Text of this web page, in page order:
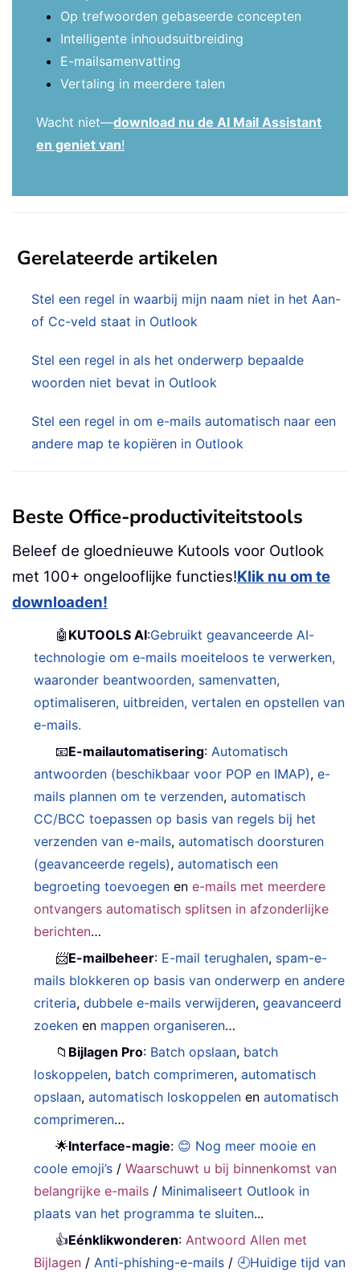
Op trefwoorden gebaseerde concepten
Intelligente inhoudsuitbreiding
E-mailsamenvatting
Vertaling in meerdere talen
Wacht niet—download nu de AI Mail Assistant
en geniet van!
Gerelateerde artikelen
Stel een regel in waarbij mijn naam niet in het Aan-
of Cc-veld staat in Outlook
Stel een regel in als het onderwerp bepaalde
woorden niet bevat in Outlook
Stel een regel in om e-mails automatisch naar een
andere map te kopiëren in Outlook
Beste Office-productiviteitstools
Beleef de gloednieuwe Kutools voor Outlook
met 100+ ongelooflijke functies!Klik nu om te
downloaden!
🤖 KUTOOLS AI:Gebruikt geavanceerde AI-
technologie om e-mails moeiteloos te verwerken,
waaronder beantwoorden, samenvatten,
optimaliseren, uitbreiden, vertalen en opstellen van
e-mails.
📧E-mailautomatisering:Automatisch
antwoorden (beschikbaar voor POP en IMAP),e-
mails plannen om te verzenden,automatisch
CC/BCC toepassen op basis van regels bij het
verzenden van e-mails,automatisch doorsturen
(geavanceerde regels),automatisch een
begroeting toevoegen ene-mails met meerdere
ontvangers automatisch splitsen in afzonderlijke
berichten…
📨E-mailbeheer: E-mail terughalen, spam-e-
mails blokkeren op basis van onderwerp en andere
criteria,dubbele e-mails verwijderen,geavanceerd
zoeken en mappen organiseren…
📁 Bijlagen Pro: Batch opslaan, batch
loskoppelen, batch comprimeren,automatisch
opslaan,automatisch loskoppelen enautomatisch
comprimeren…
🌟Interface-magie: 😊 Nog meer mooie en
coole emoji’s /Waarschuwt u bij binnenkomst van
belangrijke e-mails / Minimaliseert Outlook in
plaats van het programma te sluiten...
👍Eénklikwonderen:Antwoord Allen met
Bijlagen /Anti-phishing-e-mails / 🕘Huidige tijd van